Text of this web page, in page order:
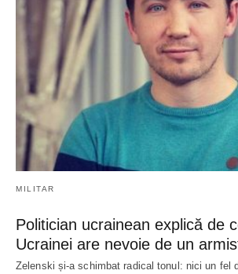
MILITAR
Politician ucrainean explică de
Ucrainei are nevoie de un
Zelenski și-a schimbat radical tonul: nici un fel